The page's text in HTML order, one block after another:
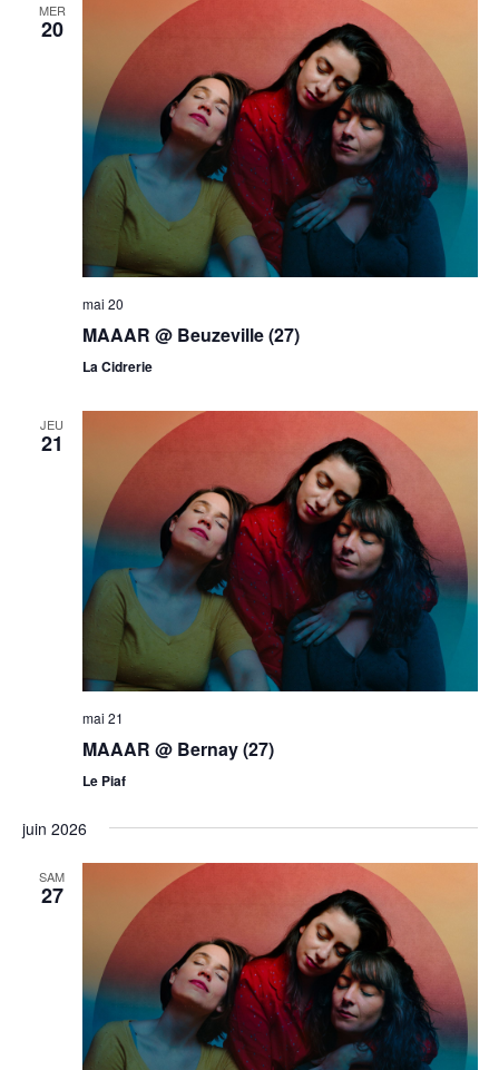
MER
20
mai 20
MAAAR @ Beuzeville (27)
La Cidrerie
JEU
21
mai 21
MAAAR @ Bernay (27)
Le Piaf
juin 2026
SAM
27